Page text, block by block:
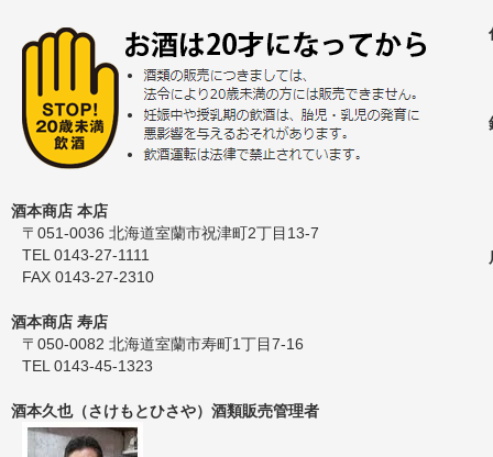
酒本商店 本店
〒051-0036 北海道室蘭市祝津町2丁目13-7
TEL 0143-27-1111
FAX 0143-27-2310
酒本商店 寿店
〒050-0082 北海道室蘭市寿町1丁目7-16
TEL 0143-45-1323
酒本久也（さけもとひさや）酒類販売管理者